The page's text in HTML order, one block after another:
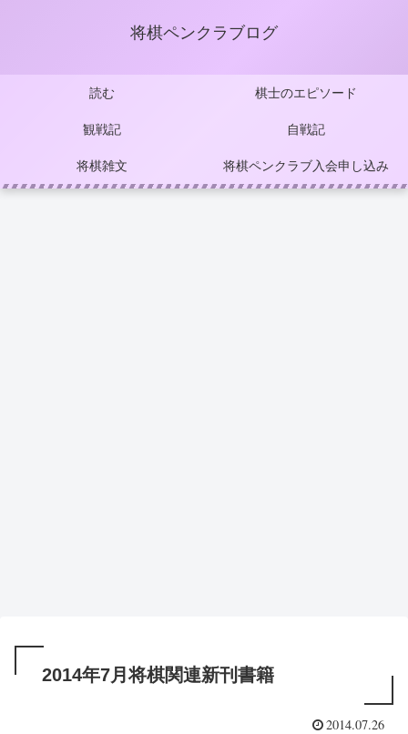
将棋ペンクラブログ
読む 棋士のエピソード
観戦記 自戦記
将棋雑文 将棋ペンクラブ入会申し込み
2014年7月将棋関連新刊書籍
2014.07.26